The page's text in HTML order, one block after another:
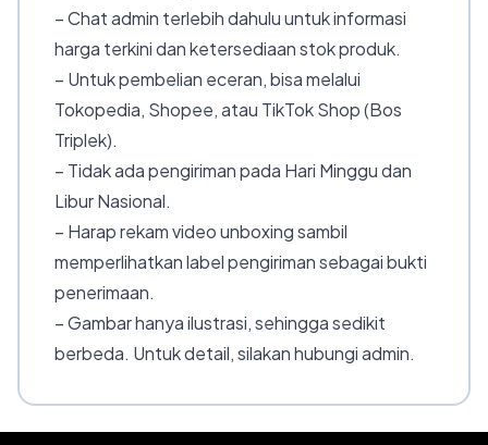
– Chat admin terlebih dahulu untuk informasi
harga terkini dan ketersediaan stok produk.
– Untuk pembelian eceran, bisa melalui
Tokopedia, Shopee, atau TikTok Shop (Bos
Triplek).
– Tidak ada pengiriman pada Hari Minggu dan
Libur Nasional.
– Harap rekam video unboxing sambil
memperlihatkan label pengiriman sebagai bukti
penerimaan.
– Gambar hanya ilustrasi, sehingga sedikit
berbeda. Untuk detail, silakan hubungi admin.